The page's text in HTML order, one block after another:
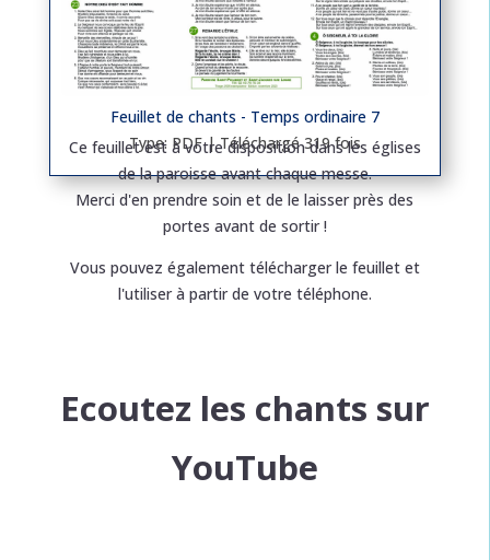
Feuillet de chants - Temps ordinaire 7
Type: PDF | Téléchargé 319 fois
Ce feuillet est à votre disposition dans les églises
de la paroisse avant chaque messe.
Merci d'en prendre soin et de le laisser près des
portes avant de sortir !
Vous pouvez également télécharger le feuillet et
l'utiliser à partir de votre téléphone.
Ecoutez les chants sur
YouTube